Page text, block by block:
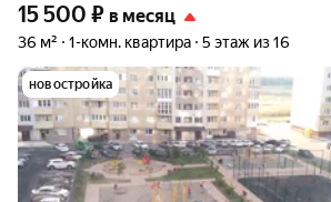
15 500 ₽ в месяц
36 м² 1-комн. квартира 5 этаж из 16
новостройка